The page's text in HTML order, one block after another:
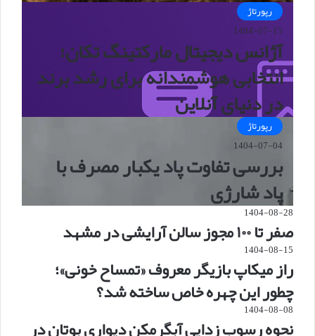
رپورتاژ
1404-07-15
آژانس دیجیتال مارکتینگ تکان؛
انتخابی هوشمندانه برای رشد برند
در دنیای آنلاین
رپورتاژ
1404-07-04
بررسی تفاوت پاد یکبار مصرف با
پاد شارژی
1404-08-28
صفر تا ۱۰۰ مجوز سالن آرایشی در مشهد
1404-08-15
راز میکاپ بازیگر معروف «تمساح خونی»؛
چطور این چهره خاص ساخته شد؟
1404-08-08
نحوه رسوب زدایی آبگرمکن دیواری بوتان در